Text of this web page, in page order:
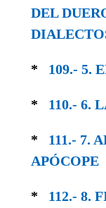
DEL
* 109.- 5.
* 110.- 6.
* 111.- 7.
APÓCOPE
* 112.- 8.